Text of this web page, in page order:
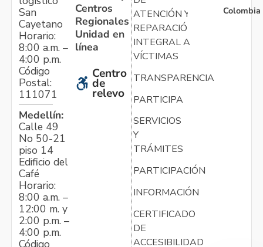
San
Cayetano
Horario:
8:00 a.m. –
4:00 p.m.
Código
Postal:
111071
Medellín:
Calle 49
No 50-21
piso 14
Edificio del
Café
Horario:
8:00 a.m. –
12:00 m. y
2:00 p.m. –
4:00 p.m.
Código
Centros
Regionales
Unidad en
línea
Centro
de
relevo
ATENCIÓN Y
REPARACIÓN
INTEGRAL A
VÍCTIMAS
TRANSPARENCIA
PARTICIPA
SERVICIOS
Y
TRÁMITES
PARTICIPACIÓN
INFORMACIÓN
CERTIFICADO
DE
ACCESIBILIDAD
Colombia